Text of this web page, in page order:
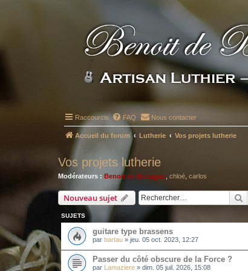
Raccourcis FAQ Nous contacter
Accueil du forum Lutherie Vos projets lutherie
Vos projets lutherie
Modérateurs : Benoit de Bretagne chloé carlos
Nouveau sujet
SUJETS
guitare type brassens
par bartau » jeu. 05 oct. 2023, 12:27
Passer du côté obscure de la Force ?
par Lamaziere » dim. 05 juil. 2026, 15:08